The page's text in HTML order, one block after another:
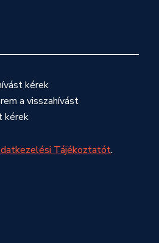
kérek
a visszahívást
kérek
Tájékoztatót.